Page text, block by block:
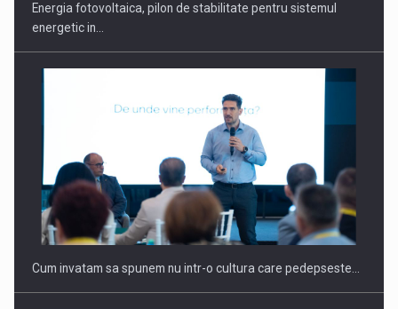
Energia fotovoltaica, pilon de stabilitate pentru sistemul
energetic in…
Cum invatam sa spunem nu intr-o cultura care pedepseste…